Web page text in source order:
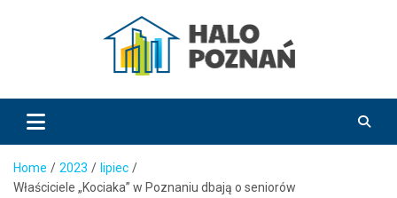
HaloPoznań.pl
Home 2023
lipiec
Właściciele „Kociaka” w Poznaniu dbają o seniorów